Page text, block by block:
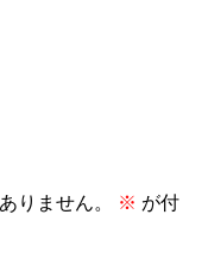
りません。 ※ が付